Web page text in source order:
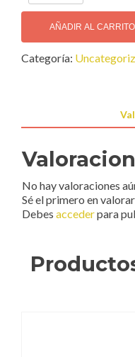
cantidad
AÑADIR AL CARRITO
Categoría:
No hay valoraciones
Sé el primero en
Debes accederpara